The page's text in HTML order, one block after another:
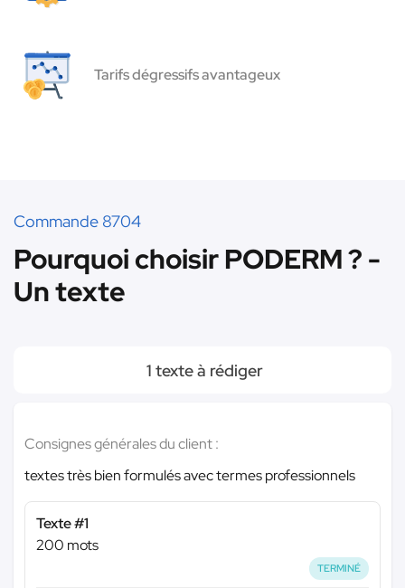
Tarifs dégressifs avantageux
Commande 8704
Pourquoi choisir PODERM ? -
Un texte
1 texte à rédiger
Consignes générales du client :
textes très bien formulés avec termes professionnels
Texte #1
200 mots
TERMINÉ